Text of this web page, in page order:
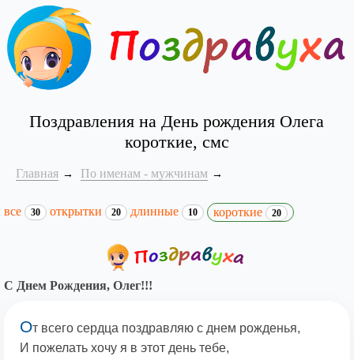
Поздравления на День рождения Олега
короткие, смс
Главная По именам - мужчинам
все 30 открытки 20 длинные 10 короткие 20
С Днем Рождения, Олег!!!
От всего сердца поздравляю с днем рожденья,
И пожелать хочу я в этот день тебе,